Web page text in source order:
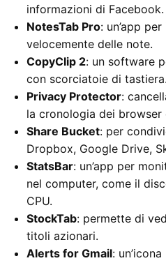
informazioni di Facebook.
NotesTab Pro: un’app
velocemente delle note.
CopyClip 2: un software
con scorciatoie di tastiera.
Privacy Protector:
la cronologia dei browser
Share Bucket: per
Dropbox, Google Drive,
StatsBar: un’app per
nel computer, come il
CPU.
StockTab: permette di
titoli azionari.
Alerts for Gmail: